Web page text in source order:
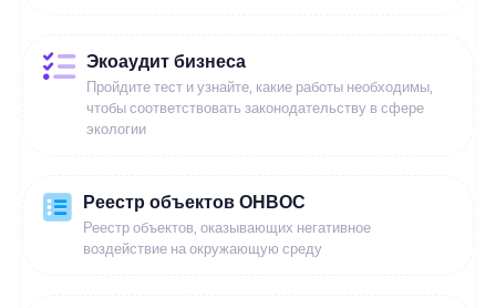
Экоаудит бизнеса
Пройдите тест и узнайте, какие работы необходимы,
чтобы соответствовать законодательству в сфере
экологии
Реестр объектов ОНВОС
Реестр объектов, оказывающих негативное
воздействие на окружающую среду